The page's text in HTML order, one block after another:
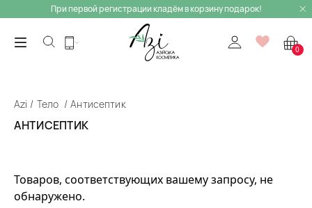
При первой регистрации кладём в корзину подарок!
0
Azi Тело Антисептик
АНТИСЕПТИК
Товаров, соответствующих вашему запросу, не
обнаружено.